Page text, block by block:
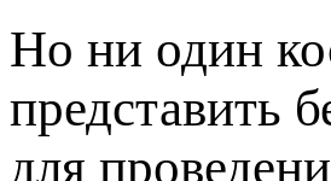
Но ни один
представить
для